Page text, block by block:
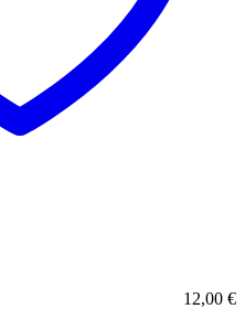
12,00 €